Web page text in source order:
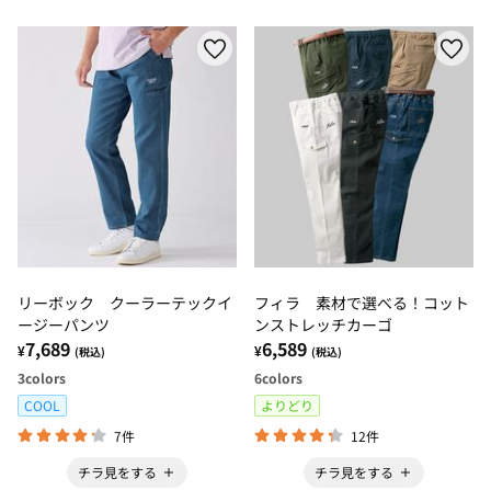
リーボック クーラーテックイ
ージーパンツ
¥7,689 (税込)
3colors
COOL
7件
チラ見をする
フィラ 素材で選べる！コット
ンストレッチカーゴ
¥6,589 (税込)
6colors
よりどり
12件
チラ見をする